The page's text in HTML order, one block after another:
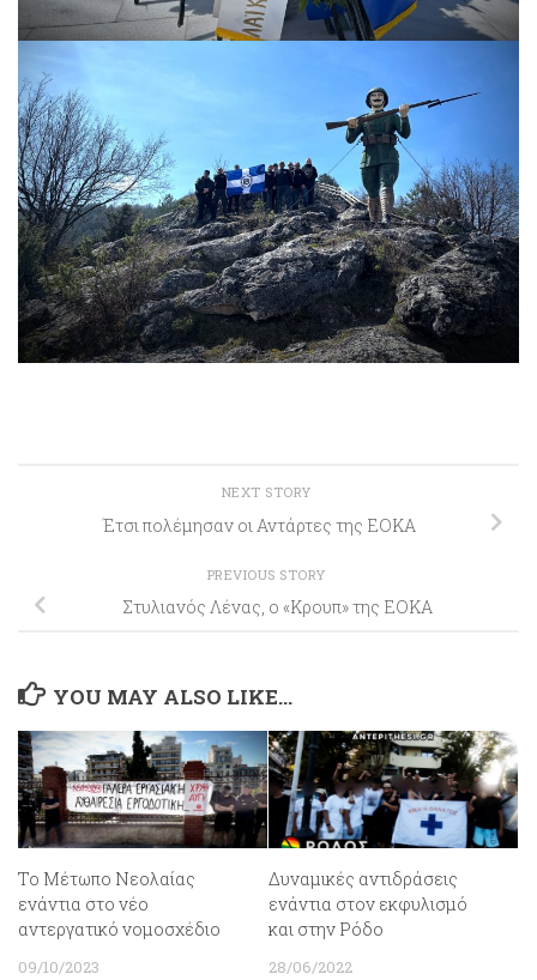
NEXT STORY
Έτσι πολέμησαν οι Αντάρτες της ΕΟΚΑ
PREVIOUS STORY
Στυλιανός Λένας, ο «Κρουπ» της ΕΟΚΑ
YOU MAY ALSO LIKE...
Το Μέτωπο Νεολαίας
ενάντια στο νέο
αντεργατικό νομοσχέδιο
09/10/2023
Δυναμικές αντιδράσεις
ενάντια στον εκφυλισμό
και στην Ρόδο
28/06/2022